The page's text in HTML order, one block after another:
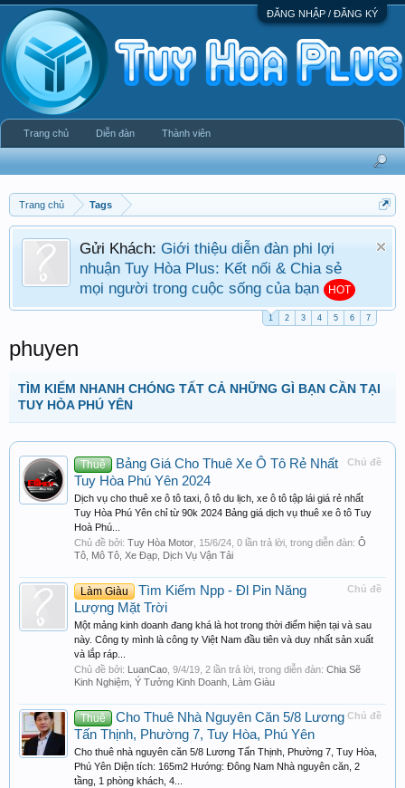
ĐĂNG NHẬP / ĐĂNG KÝ
Trang chủ Tags
Gửi Khách: Giới thiệu diễn đàn phi lợi
nhuận Tuy Hòa Plus: Kết nối & Chia sẻ
mọi người trong cuộc sống của bạn
HOT
1 2 3 4 5 6 7
phuyen
TÌM KIẾM NHANH CHÓNG TẤT CẢ NHỮNG GÌ BẠN CẦN TẠI
TUY HÒA PHÚ YÊN
Chủ đề
Thuê
Bảng Giá Cho Thuê Xe Ô Tô Rẻ Nhất
Tuy Hòa Phú Yên 2024
Dịch vụ cho thuê xe ô tô taxi, ô tô du lịch, xe ô tô tập lái giá rẻ nhất
Tuy Hòa Phú Yên chỉ từ 90k 2024 Bảng giá dịch vụ thuê xe ô tô Tuy
Hoà Phú...
Chủ đề bởi: Tuy Hòa Motor 15/6/24 , 0 lần trả lời, trong diễn đàn: Ô
Tô, Mô Tô, Xe Đạp, Dịch Vụ Vận Tải
Chủ đề
Làm Giàu
Tìm Kiếm Npp - Đl Pin Năng
Lượng Mặt Trời
Một mảng kinh doanh đang khá là hot trong thời điểm hiện tại và sau
này. Công ty mình là công ty Việt Nam đầu tiên và duy nhất sản xuất
và lắp ráp...
Chủ đề bởi: LuanCao 9/4/19 , 2 lần trả lời, trong diễn đàn: Chia Sẽ
Kinh Nghiệm, Ý Tưởng Kinh Doanh, Làm Giàu
Chủ đề
Thuê
Cho Thuê Nhà Nguyên Căn 5/8 Lương
Tấn Thịnh, Phường 7, Tuy Hòa, Phú Yên
Cho thuê nhà nguyên căn 5/8 Lương Tấn Thịnh, Phường 7, Tuy Hòa,
Phú Yên Diện tích: 165m2 Hướng: Đông Nam Nhà nguyên căn, 2
tầng, 1 phòng khách, 4...
Trang chủ Diễn đàn Thành viên